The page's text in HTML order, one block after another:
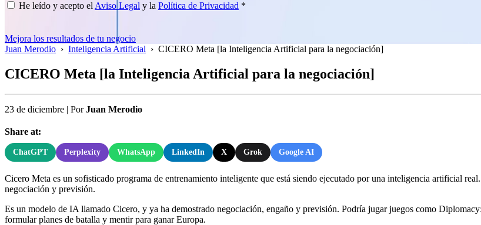
He leído y acepto el Aviso Legal y la Política de Privacidad *
Mejora los resultados de tu negocio
Juan Merodio › Inteligencia Artificial › CICERO Meta [la Inteligencia Artificial para la negociación]
CICERO Meta [la Inteligencia Artificial para la negociación]
23 de diciembre | PorJuan Merodio
Share at:
ChatGPT Perplexity WhatsApp LinkedIn X Grok Google AI
Cicero Meta es un sofisticado programa de entrenamiento inteligente que está siendo ejecutado por una inteligencia artificial
negociación y previsión.
Es un modelo de IA llamado Cicero, y ya ha demostrado negociación, engaño y previsión. Podría jugar juegos como
formular planes de batalla y mentir para ganar Europa.